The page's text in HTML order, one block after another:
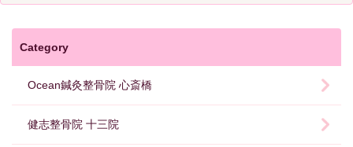
Category
Ocean鍼灸整骨院 心斎橋
健志整骨院 十三院